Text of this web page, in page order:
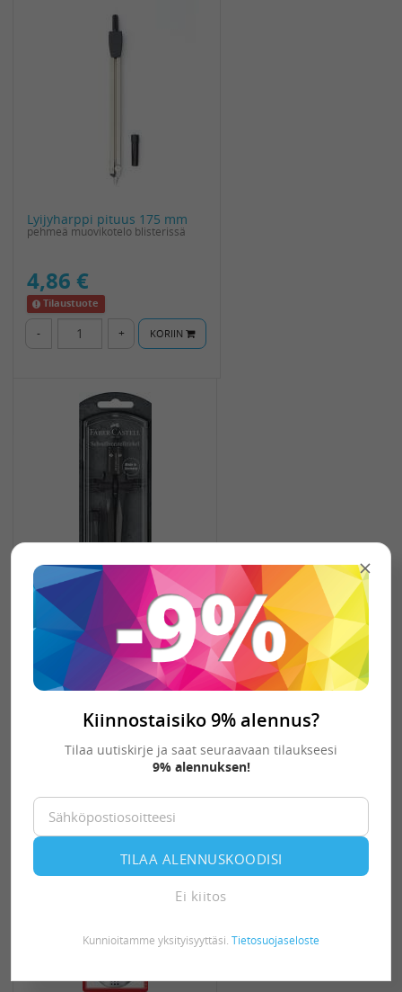
Lyijyharppi pituus 175 mm
pehmeä muovikotelo blisterissä
4,86 €
Tilaustuote
- + KORIIN
Faber Castell harppisetti
Stream musta kivi
9,67 €
+ KORIIN
POISTO
TUOTE
Kiinnostaisiko 9% alennus?
Tilaa uutiskirje ja saat seuraavaan tilaukseesi
9% alennuksen!
TILAA ALENNUSKOODISI
Ei kiitos
Kunnioitamme yksityisyyttäsi. Tietosuojaseloste